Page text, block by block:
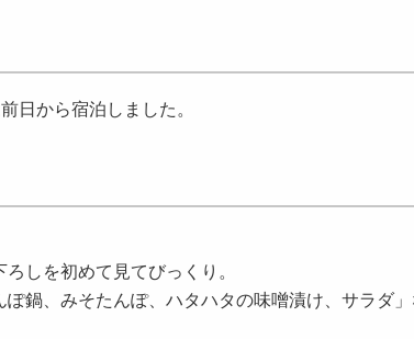
日から宿泊しました。
しを初めて見てびっくり。
鍋、みそたんぽ、ハタハタの味噌漬け、サラダ